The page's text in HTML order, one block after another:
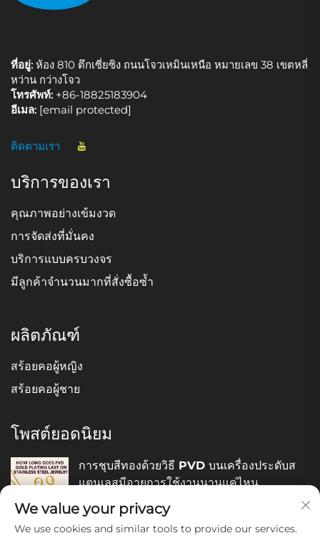
ที่อยู่: ห้อง 810 ตึกเซี่ยซิง ถนนโจวเหมินเหนือ หมายเลข 38 เขตหลี่
หว่าน กว่างโจว
โทรศัพท์: +86-18825183904
อีเมล: [email protected]
ติดตามเรา
บริการของเรา
คุณภาพอย่างเข้มงวด
การจัดส่งที่มั่นคง
บริการแบบครบวงจร
มีลูกค้าจำนวนมากที่สั่งซื้อซ้ำ
ผลิตภัณฑ์
สร้อยคอผู้หญิง
สร้อยคอผู้ชาย
โพสต์ยอดนิยม
การชุบสีทองด้วยวิธี PVD บนเครื่องประดับส
แตนเลสมีอายุการใช้งานนานแค่ไหน
December 05, 2025
We value your privacy
We use cookies and similar tools to provide our services.